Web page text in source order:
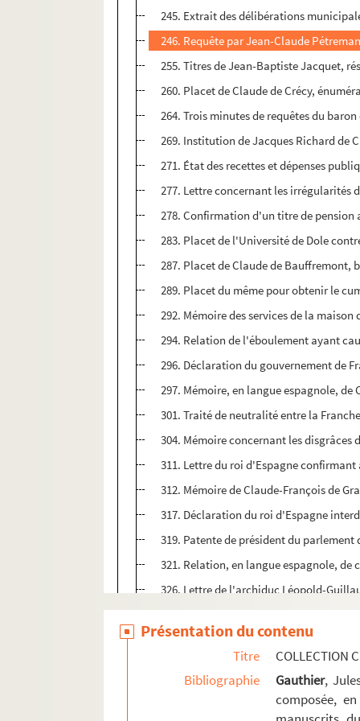
245. Extrait des délibérations
246. Requête par Jean-Claude
255. Titres de Jean-Baptiste Jacquet,
260. Placet de Claude de Crécy,
264. Trois minutes de requêtes du
269. Institution de Jacques Richard de
271. État des recettes et dépenses
277. Lettre concernant les irrégularités
278. Confirmation d'un titre de pension
283. Placet de l'Université de Dole
287. Placet de Claude de
289. Placet du même pour obtenir le
292. Mémoire des services de la
294. Relation de l'éboulement ayant
296. Déclaration du gouvernement de
297. Mémoire, en langue espagnole,
301. Traité de neutralité entre la
304. Mémoire concernant les
311. Lettre du roi d'Espagne
312. Mémoire de Claude-François de
317. Déclaration du roi d'Espagne
319. Patente de président du
321. Relation, en langue espagnole, de
326. Lettre de l'archiduc Léopold-
329. Remontrances du parlement de
333. Institution de Gérard Goethals en
335. Mémoire, en langue espagnole,
343. Placet de Philippe Vacelet,
Présentation du contenu
Titre
COLLECTION
Bibliographie
Gauthier,
composée,